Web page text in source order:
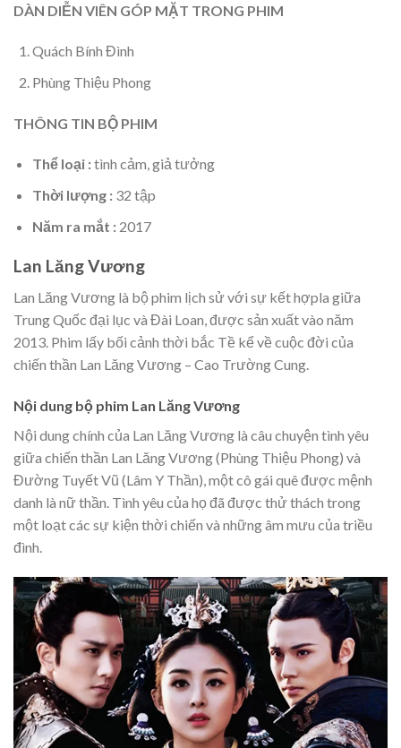
DÀN DIỄN VIÊN GÓP MẶT TRONG PHIM
Quách Bính Đình
Phùng Thiệu Phong
THÔNG TIN BỘ PHIM
Thể loại :tình cảm, giả tưởng
Thời lượng : 32 tập
Năm ra mắt : 2017
Lan Lăng Vương
Lan Lăng Vương là bộ phim lịch sử với sự kết hợpla giữa
Trung Quốc đại lục và Đài Loan, được sản xuất vào năm
2013. Phim lấy bối cảnh thời bắc Tề kể về cuộc đời của
chiến thần Lan Lăng Vương – Cao Trường Cung.
Nội dung bộ phim Lan Lăng Vương
Nội dung chính của Lan Lăng Vương là câu chuyện tình yêu
giữa chiến thần Lan Lăng Vương (Phùng Thiệu Phong) và
Đường Tuyết Vũ (Lâm Y Thần), một cô gái quê được mệnh
danh là nữ thần. Tình yêu của họ đã được thử thách trong
một loạt các sự kiện thời chiến và những âm mưu của triều
đình.